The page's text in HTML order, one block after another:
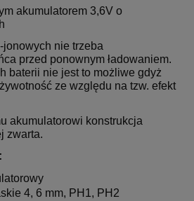
akumulatorem 3,6V o
nie trzeba
przed ponownym ładowaniem.
baterii nie jest to możliwe gdyż
ze względu na tzw. efekt
akumulatorowi konstrukcja
zwarta.
4, 6 mm, PH1, PH2